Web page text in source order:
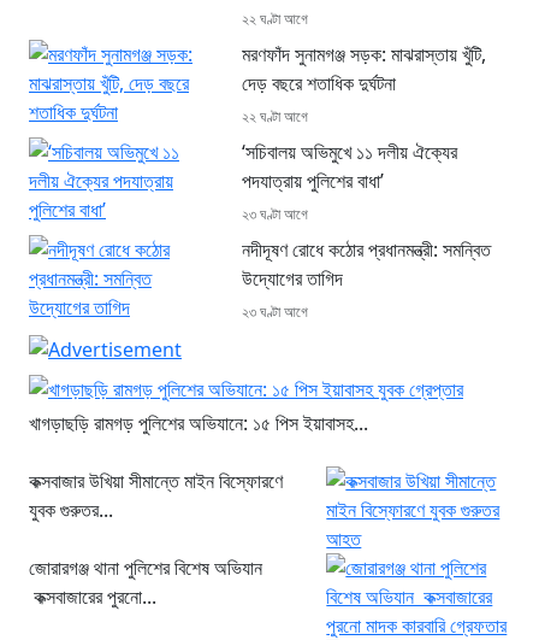
২২ ঘণ্টা আগে
মরণফাঁদ সুনামগঞ্জ সড়ক: মাঝরাস্তায় খুঁটি,
দেড় বছরে শতাধিক দুর্ঘটনা
২২ ঘণ্টা আগে
‘সচিবালয় অভিমুখে ১১ দলীয় ঐক্যের
পদযাত্রায় পুলিশের বাধা’
২৩ ঘণ্টা আগে
নদীদূষণ রোধে কঠোর প্রধানমন্ত্রী: সমন্বিত
উদ্যোগের তাগিদ
২৩ ঘণ্টা আগে
খাগড়াছড়ি রামগড় পুলিশের অভিযানে: ১৫ পিস ইয়াবাসহ...
কক্সবাজার উখিয়া সীমান্তে মাইন বিস্ফোরণে
যুবক গুরুতর...
জোরারগঞ্জ থানা পুলিশের বিশেষ অভিযান
কক্সবাজারের পুরনো...